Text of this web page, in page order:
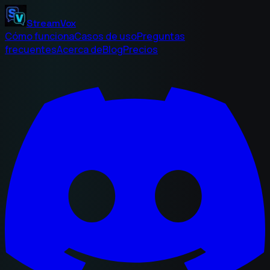
StreamVox
Cómo funcionaCasos de usoPreguntas
frecuentesAcerca deBlogPrecios